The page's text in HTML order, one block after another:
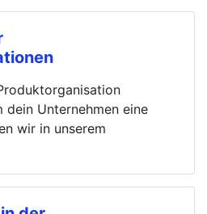
Unternehmen eine
wir in unserem